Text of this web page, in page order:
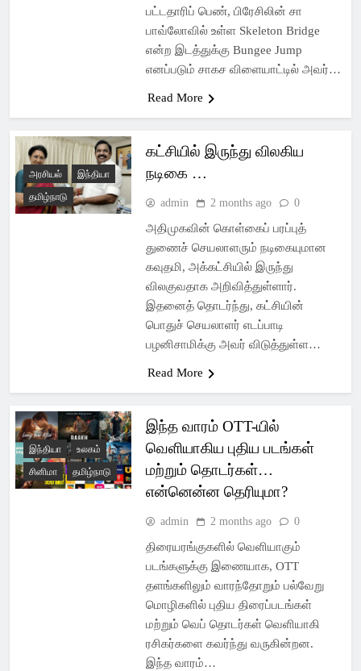
பட்டதாரிப் பெண், பிரேசிலின் சா
பாவ்லோவில் உள்ள Skeleton Bridge
என்ற இடத்துக்கு Bungee Jump
எனப்படும் சாகச விளையாட்டில் அவர்…
Read More
அரசியல்
இந்தியா
தமிழ்நாடு
கட்சியில் இருந்து விலகிய
நடிகை …
admin 2 months ago 0
அதிமுகவின் கொள்கைப் பரப்புத்
துணைச் செயலாளரும் நடிகையுமான
கவுதமி, அக்கட்சியில் இருந்து
விலகுவதாக அறிவித்துள்ளார்.
இதனைத் தொடர்ந்து, கட்சியின்
பொதுச் செயலாளர் எடப்பாடி
பழனிசாமிக்கு அவர் விடுத்துள்ள…
Read More
இந்தியா
உலகம்
சினிமா
தமிழ்நாடு
இந்த வாரம் OTT-யில்
வெளியாகிய புதிய படங்கள்
மற்றும் தொடர்கள்…
என்னென்ன தெரியுமா?
admin 2 months ago 0
திரையரங்குகளில் வெளியாகும்
படங்களுக்கு இணையாக, OTT
தளங்களிலும் வாரந்தோறும் பல்வேறு
மொழிகளில் புதிய திரைப்படங்கள்
மற்றும் வெப் தொடர்கள் வெளியாகி
ரசிகர்களை கவர்ந்து வருகின்றன.
இந்த வாரம்…